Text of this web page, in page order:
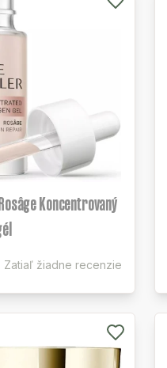
Koncentrovaný
Zatiaľ žiadne recenzie